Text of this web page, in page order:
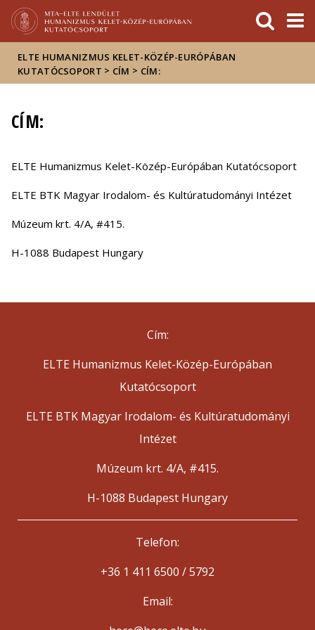
Hírek
Események
ELTE a
sajtóban
ELTE HUMANIZMUS KELET-KÖZÉP-EURÓPÁBAN
KUTATÓCSOPORT > CÍM > CÍM:
CÍM:
ELTE Humanizmus Kelet-Közép-Európában Kutatócsoport
ELTE BTK Magyar Irodalom- és Kultúratudományi Intézet
Múzeum krt. 4/A, #415.
H-1088 Budapest Hungary
Cím:
ELTE Humanizmus Kelet-Közép-Európában
Kutatócsoport
ELTE BTK Magyar Irodalom- és Kultúratudományi
Intézet
Múzeum krt. 4/A, #415.
H-1088 Budapest Hungary
Telefon:
+36 1 411 6500 / 5792
Email: